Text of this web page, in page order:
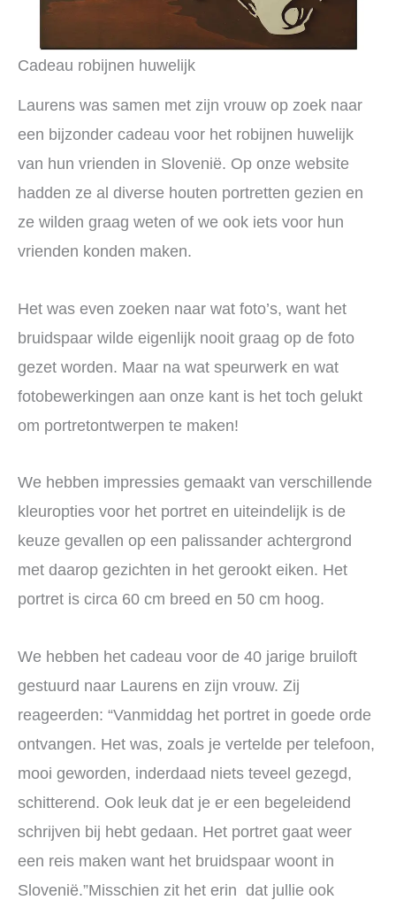
Cadeau robijnen huwelijk
Laurens was samen met zijn vrouw op zoek naar
een bijzonder cadeau voor het robijnen huwelijk
van hun vrienden in Slovenië. Op onze website
hadden ze al diverse houten portretten gezien en
ze wilden graag weten of we ook iets voor hun
vrienden konden maken.
Het was even zoeken naar wat foto’s, want het
bruidspaar wilde eigenlijk nooit graag op de foto
gezet worden. Maar na wat speurwerk en wat
fotobewerkingen aan onze kant is het toch gelukt
om portretontwerpen te maken!
We hebben impressies gemaakt van verschillende
kleuropties voor het portret en uiteindelijk is de
keuze gevallen op een palissander achtergrond
met daarop gezichten in het gerookt eiken. Het
portret is circa 60 cm breed en 50 cm hoog.
We hebben het cadeau voor de 40 jarige bruiloft
gestuurd naar Laurens en zijn vrouw. Zij
reageerden: “Vanmiddag het portret in goede orde
ontvangen. Het was, zoals je vertelde per telefoon,
mooi geworden, inderdaad niets teveel gezegd,
schitterend. Ook leuk dat je er een begeleidend
schrijven bij hebt gedaan. Het portret gaat weer
een reis maken want het bruidspaar woont in
Slovenië.”Misschien zit het erin dat jullie ook